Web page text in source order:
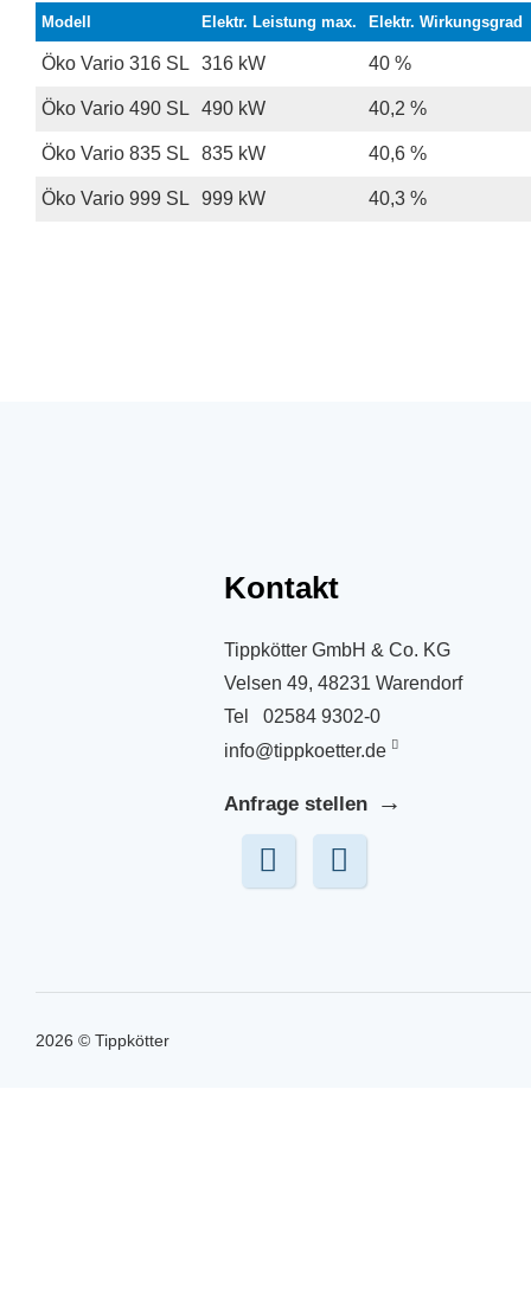
Modell Elektr. Leistung max. Elektr. Wirkungsgrad
Öko Vario 316 SL 316 kW 40 %
Öko Vario 490 SL 490 kW 40,2 %
Öko Vario 835 SL 835 kW 40,6 %
Öko Vario 999 SL 999 kW 40,3 %
Kontakt
Tippkötter GmbH & Co. KG
Velsen 49, 48231 Warendorf
Tel 02584 9302-0
info@tippkoetter.de
Anfrage stellen
2026 © Tippkötter